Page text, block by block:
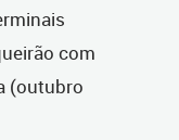
com
(outubro